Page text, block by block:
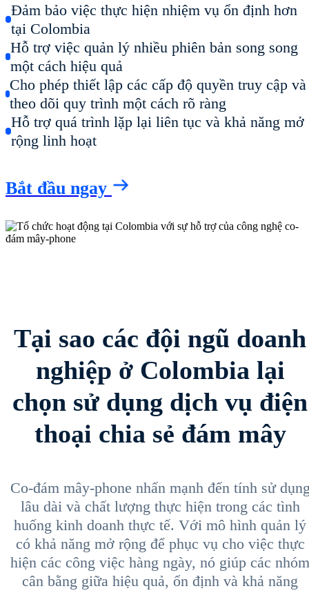
Đảm bảo việc thực hiện nhiệm vụ ổn định hơn
tại Colombia
Hỗ trợ việc quản lý nhiều phiên bản song song
một cách hiệu quả
Cho phép thiết lập các cấp độ quyền truy cập và
theo dõi quy trình một cách rõ ràng
Hỗ trợ quá trình lặp lại liên tục và khả năng mở
rộng linh hoạt
Bắt đầu ngay
Tại sao các đội ngũ doanh
nghiệp ở Colombia lại
chọn sử dụng dịch vụ điện
thoại chia sẻ đám mây
Co-đám mây-phone nhấn mạnh đến tính sử
lâu dài và chất lượng thực hiện trong các tình
huống kinh doanh thực tế. Với mô hình quản lý
có khả năng mở rộng để phục vụ cho việc thực
hiện các công việc hàng ngày, nó giúp các nhóm
cân bằng giữa hiệu quả, ổn định và khả năng